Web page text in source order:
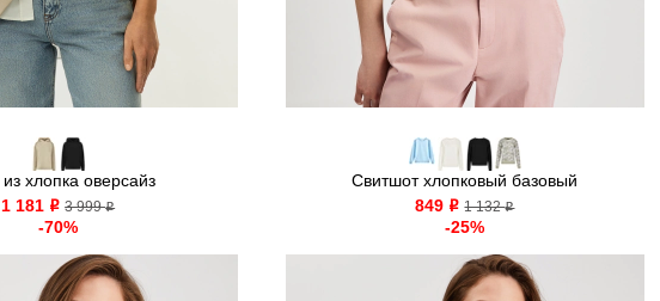
хлопка оверсайз
1 181 o 3 999o
-70%
Свитшот хлопковый базовый
849 o 1 132o
-25%